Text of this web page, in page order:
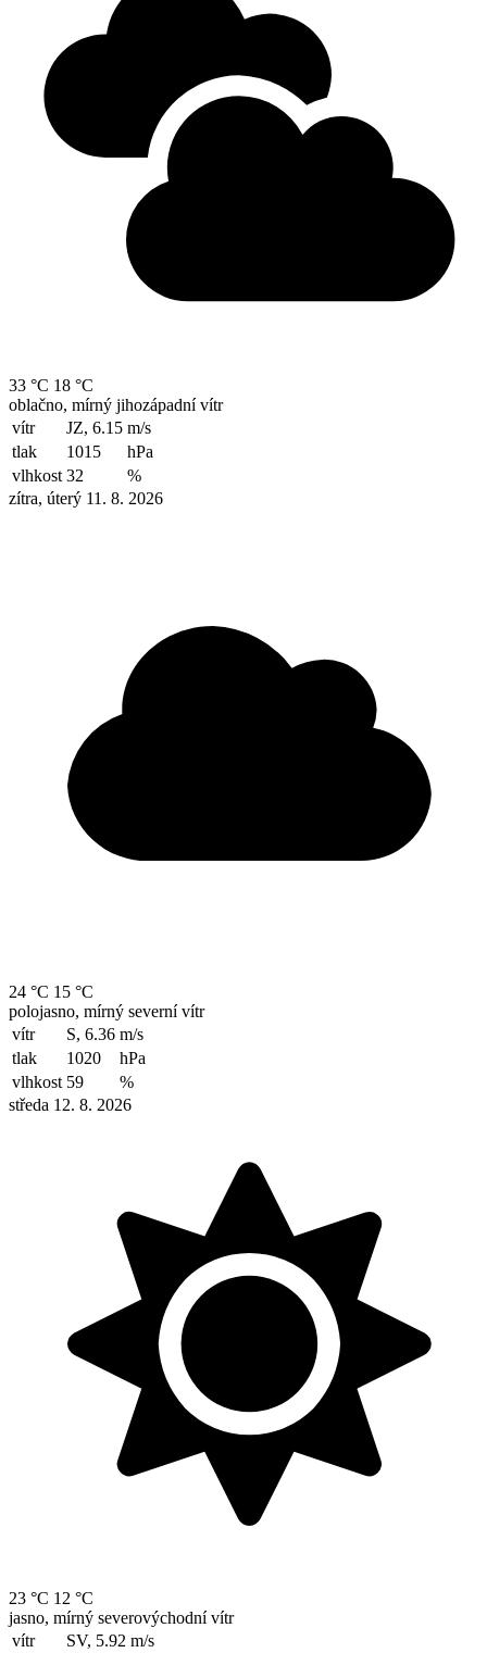
33 °C 18 °C
oblačno, mírný jihozápadní vítr
vítr
JZ, 6.15 m/s
tlak
1015
hPa
vlhkost 32
%
zítra, úterý 11. 8. 2026
24 °C 15 °C
polojasno, mírný severní vítr
vítr
S, 6.36 m/s
tlak
1020
hPa
vlhkost 59
%
středa 12. 8. 2026
23 °C 12 °C
jasno, mírný severovýchodní vítr
vítr
SV, 5.92 m/s